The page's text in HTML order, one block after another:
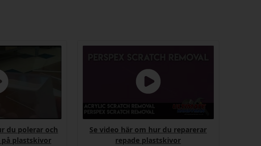
du polerar och
plastskivor
Se video här om hur du reparerar
repade plastskivor